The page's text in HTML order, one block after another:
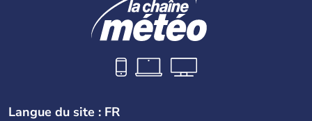
Langue du site : FR